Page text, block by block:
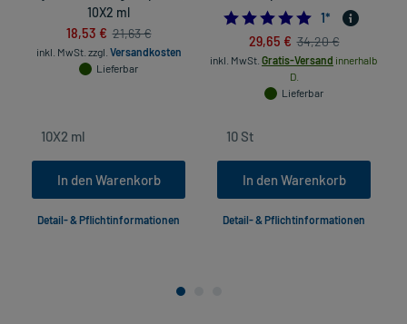
10X2 ml
18,53 € 21,63 €
inkl. MwSt. zzgl. Versandkosten
Lieferbar
In den Warenkorb
Detail- & Pflichtinformationen
5.0
1*
29,65 € 34,20 €
inkl. MwSt. Gratis-Versand innerhalb
D.
Lieferbar
In den Warenkorb
Detail- & Pflichtinformationen